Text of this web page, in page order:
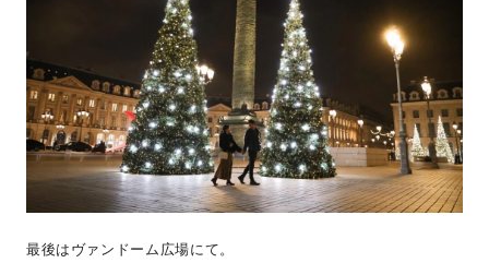
最後はヴァンドーム広場にて。